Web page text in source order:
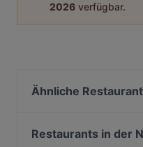
2026 verfügbar.
Ähnliche
Frizzantino
Restaurants in der